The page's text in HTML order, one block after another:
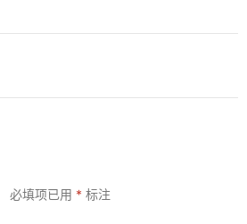
必填项已用 * 标注